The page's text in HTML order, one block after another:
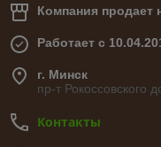
Компания продает
Работает с
г. Минск
пр-т Рокоссовского
Контакты